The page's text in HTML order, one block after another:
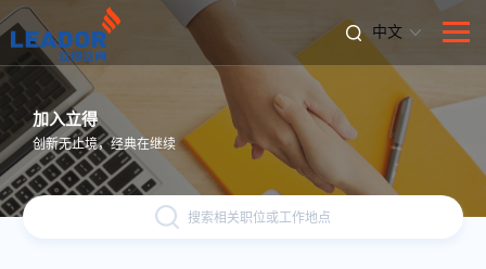
中文
加入立得
创新无止境，经典在继续
搜索相关职位或工作地点